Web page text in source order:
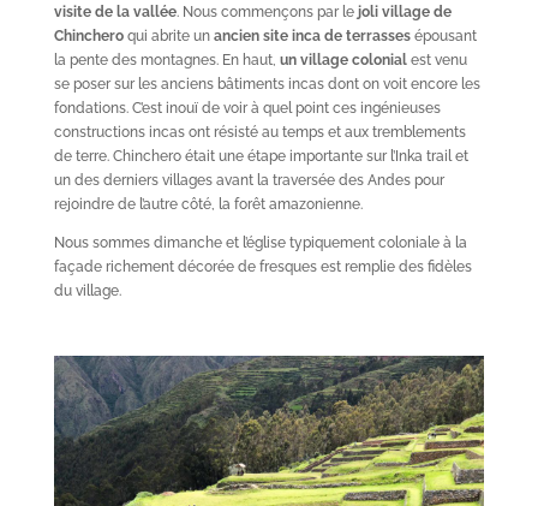
visite de la vallée. Nous commençons par le joli village de
Chincheroqui abrite unancien site inca de terrassesépousant
la pente des montagnes. En haut, un village colonialest venu
se poser sur les anciens bâtiments incas dont on voit encore les
fondations. C’est inouï de voir à quel point ces ingénieuses
constructions incas ont résisté au temps et aux tremblements
de terre. Chinchero était une étape importante sur l’Inka trail et
un des derniers villages avant la traversée des Andes pour
rejoindre de l’autre côté, la forêt amazonienne.
Nous sommes dimanche et l’église typiquement coloniale à la
façade richement décorée de fresques est remplie des fidèles
du village.